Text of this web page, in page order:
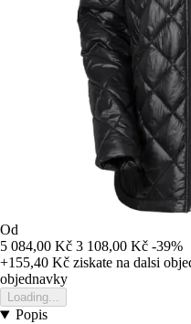
Od
5 084,00 Kč 3 108,00 Kč -39%
+155,40 Kč ziskate na dalsi
objednavky
Loading...
Popis